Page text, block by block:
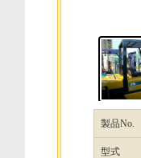
製品No.
型式